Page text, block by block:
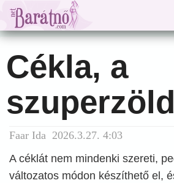
Cékla, a
Faar Ida 2026.3.27. 4:03
A céklát nem mindenki szereti,
változatos módon készíthető el,